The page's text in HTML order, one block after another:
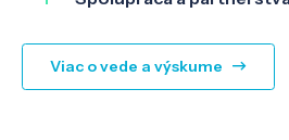
Viac o vede a výskume